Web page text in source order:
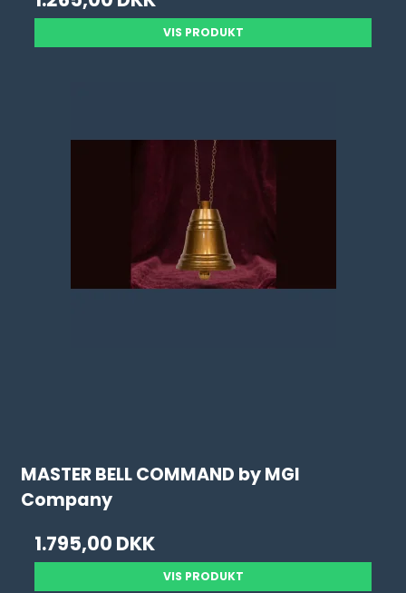
VIS PRODUKT
MASTER BELL COMMAND by MGI
Company
1.795,00 DKK
VIS PRODUKT